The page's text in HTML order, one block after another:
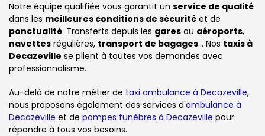
Notre équipe qualifiée vous garantit un service de qualité
dans les meilleures conditions de sécurité et de
ponctualité. Transferts depuis les gares ou aéroports,
navettes régulières, transport de bagages... Nos taxis à
Decazeville se plient à toutes vos demandes avec
professionnalisme.
Au-delà de notre métier de taxi ambulance à Decazeville,
nous proposons également des services d'ambulance à
Decazeville et de pompes funèbres à Decazeville pour
répondre à tous vos besoins.